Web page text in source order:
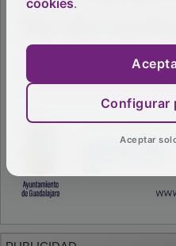
PUBLICIDAD
cookies.
Configurar
Aceptar